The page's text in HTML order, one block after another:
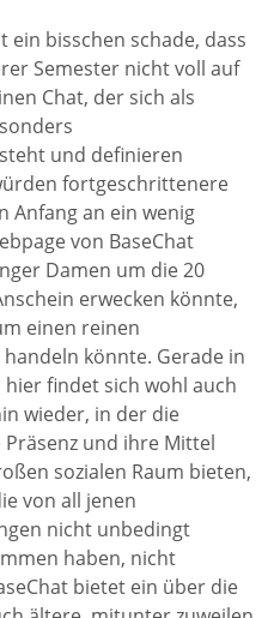
ein bisschen schade, dass
Semester nicht voll auf
Chat, der sich als
und definieren
fortgeschrittenere
Anfang an ein wenig
von BaseChat
Damen um die 20
erwecken könnte,
einen reinen
könnte. Gerade in
findet sich wohl auch
wieder, in der die
und ihre Mittel
sozialen Raum bieten,
von all jenen
nicht unbedingt
haben, nicht
bietet ein über die